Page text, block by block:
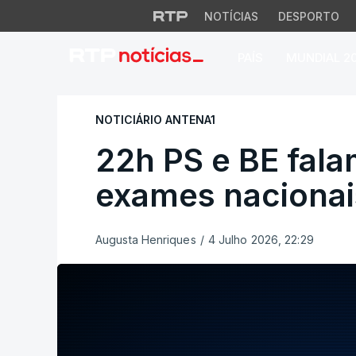
NOTÍCIAS DESPORTO
22h PS e BE
NOTICIÁRIO ANTENA1
22h PS e BE
exames
Augusta Henriques / 4 Julho 2026, 22:29